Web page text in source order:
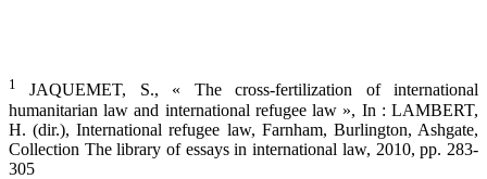
1
JAQUEMET, S., « The cross-fertilization of international
humanitarian law and international refugee law », In : LAMBERT,
H. (dir.), International refugee law, Farnham, Burlington, Ashgate,
Collection The library of essays in international law, 2010, pp. 283-
305